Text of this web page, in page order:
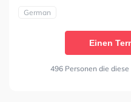
German
Einen
496 Personen die